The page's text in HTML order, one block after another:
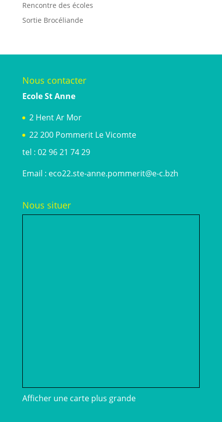
Rencontre des écoles
Sortie Brocéliande
Nous contacter
Ecole St Anne
2 Hent Ar Mor
22 200 Pommerit Le Vicomte
tel : 02 96 21 74 29
Email : eco22.ste-anne.pommerit@e-c.bzh
Nous situer
Afficher une carte plus grande